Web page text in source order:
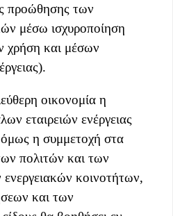
προώθησης των
μέσω ισχυροποίηση
χρήση και μέσων
οικονομία η
εταιρειών ενέργειας
όμως η συμμετοχή στα
πολιτών και των
κοινοτήτων,
και των